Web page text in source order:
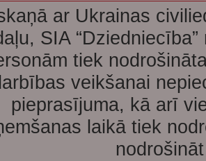
ar Ukrainas
SIA
tiek
veikšanai
pieprasījuma, kā arī
laikā tiek